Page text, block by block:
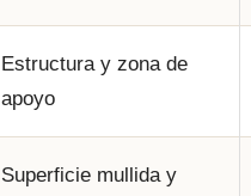
Estructura y zona de
apoyo
Superficie mullida y